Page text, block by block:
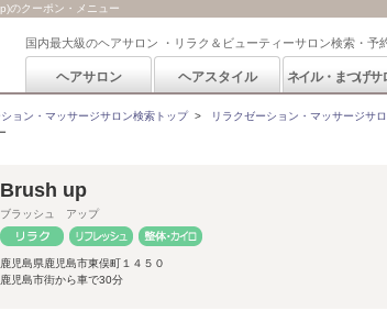
のクーポン・メニュー
国内最大級のヘアサロン ・リラク＆ビューティーサロン検索・予
ヘアサロン ヘアスタイル ネイル・まつげサ
ション・マッサージサロン検索トップ> リラクゼーション・マッサージサ
Brush up
ブラッシュ アップ
鹿児島県鹿児島市東俣町１４５０
鹿児島市街から車で30分